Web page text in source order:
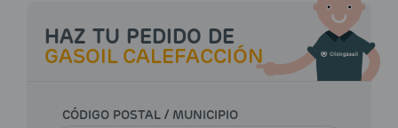
HAZ TU PEDIDO DE
GASOIL CALEFACCIÓN
CÓDIGO POSTAL / MUNICIPIO